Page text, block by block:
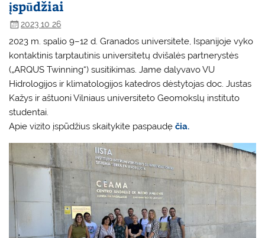
įspūdžiai
2023 10 26
2023 m. spalio 9–12 d. Granados universitete, Ispanijoje vyko
kontaktinis tarptautinis universitetų dvišalės partnerystės
(„ARQUS Twinning“) susitikimas. Jame dalyvavoVU
Hidrologijos ir klimatologijos katedros dėstytojas doc. Justas
Kažys ir aštuoni Vilniaus universiteto Geomokslų instituto
studentai.
Apie vizito įspūdžius skaitykite paspaudęčia.